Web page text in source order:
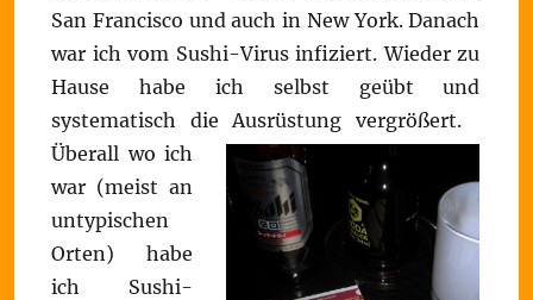
San Francisco und auch in New York. Danach
war ich vom Sushi-Virus infiziert. Wieder zu
Hause habe ich selbst geübt und
systematisch die Ausrüstung vergrößert.
Überall wo ich
war (meist an
untypischen
Orten) habe
ich Sushi-